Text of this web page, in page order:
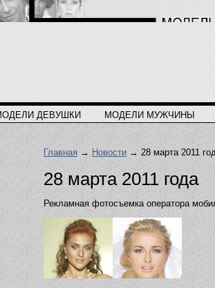
ДЕВУШКИ МОДЕЛИ МУЖЧИНЫ
Главная → Новости → 28 марта 2011
28 марта 2011 года
Рекламная фотосъемка оператора